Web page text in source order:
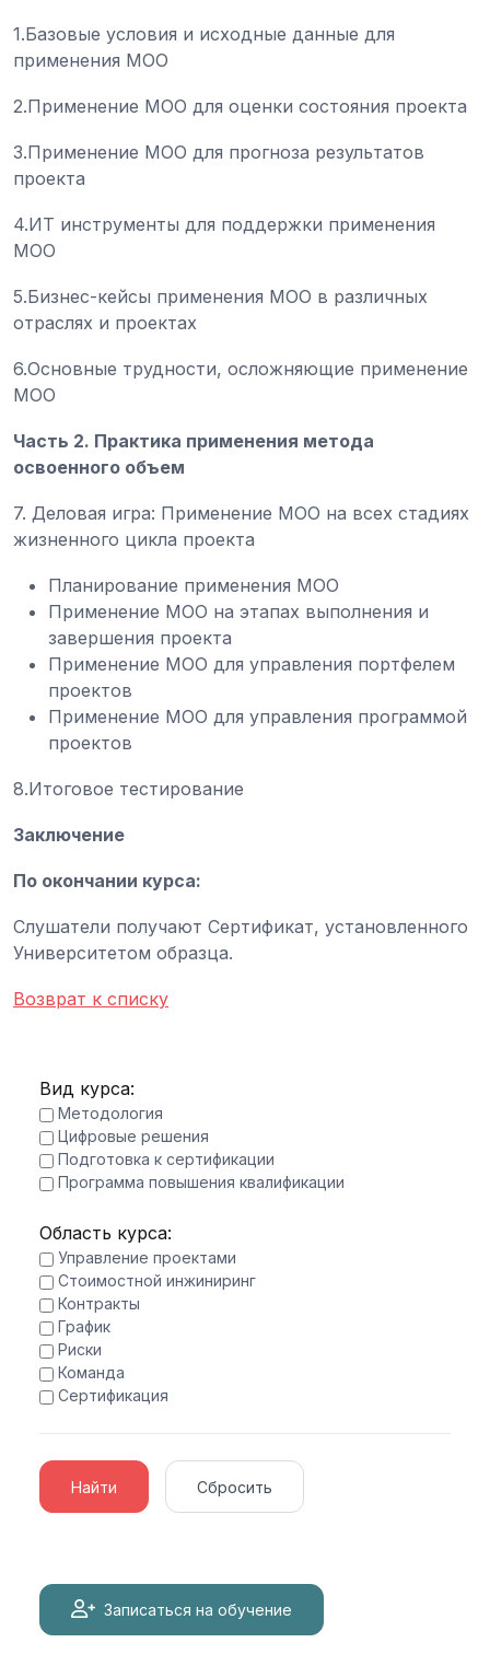
Вид курса:
Методология
Цифровые решения
Подготовка к сертификации
Программа повышения квалификации
Область курса:
Управление проектами
Стоимостной инжиниринг
Контракты
График
Риски
Команда
Сертификация
Найти Сбросить
Записаться на обучение
1.Базовые условия и исходные данные для
применения МОО
2.Применение МОО для оценки состояния проекта
3.Применение МОО для прогноза результатов
проекта
4.ИТ инструменты для поддержки применения
МОО
5.Бизнес-кейсы применения МОО в различных
отраслях и проектах
6.Основные трудности, осложняющие применение
МОО
Часть 2. Практика применения метода
освоенного объем
7. Деловая игра: Применение МОО на всех стадиях
жизненного цикла проекта
Планирование применения МОО
Применение МОО на этапах выполнения и
завершения проекта
Применение МОО для управления портфелем
проектов
Применение МОО для управления программой
проектов
8.Итоговое тестирование
Заключение
По окончании курса:
Слушатели получают Сертификат, установленного
Университетом образца.
Возврат к списку